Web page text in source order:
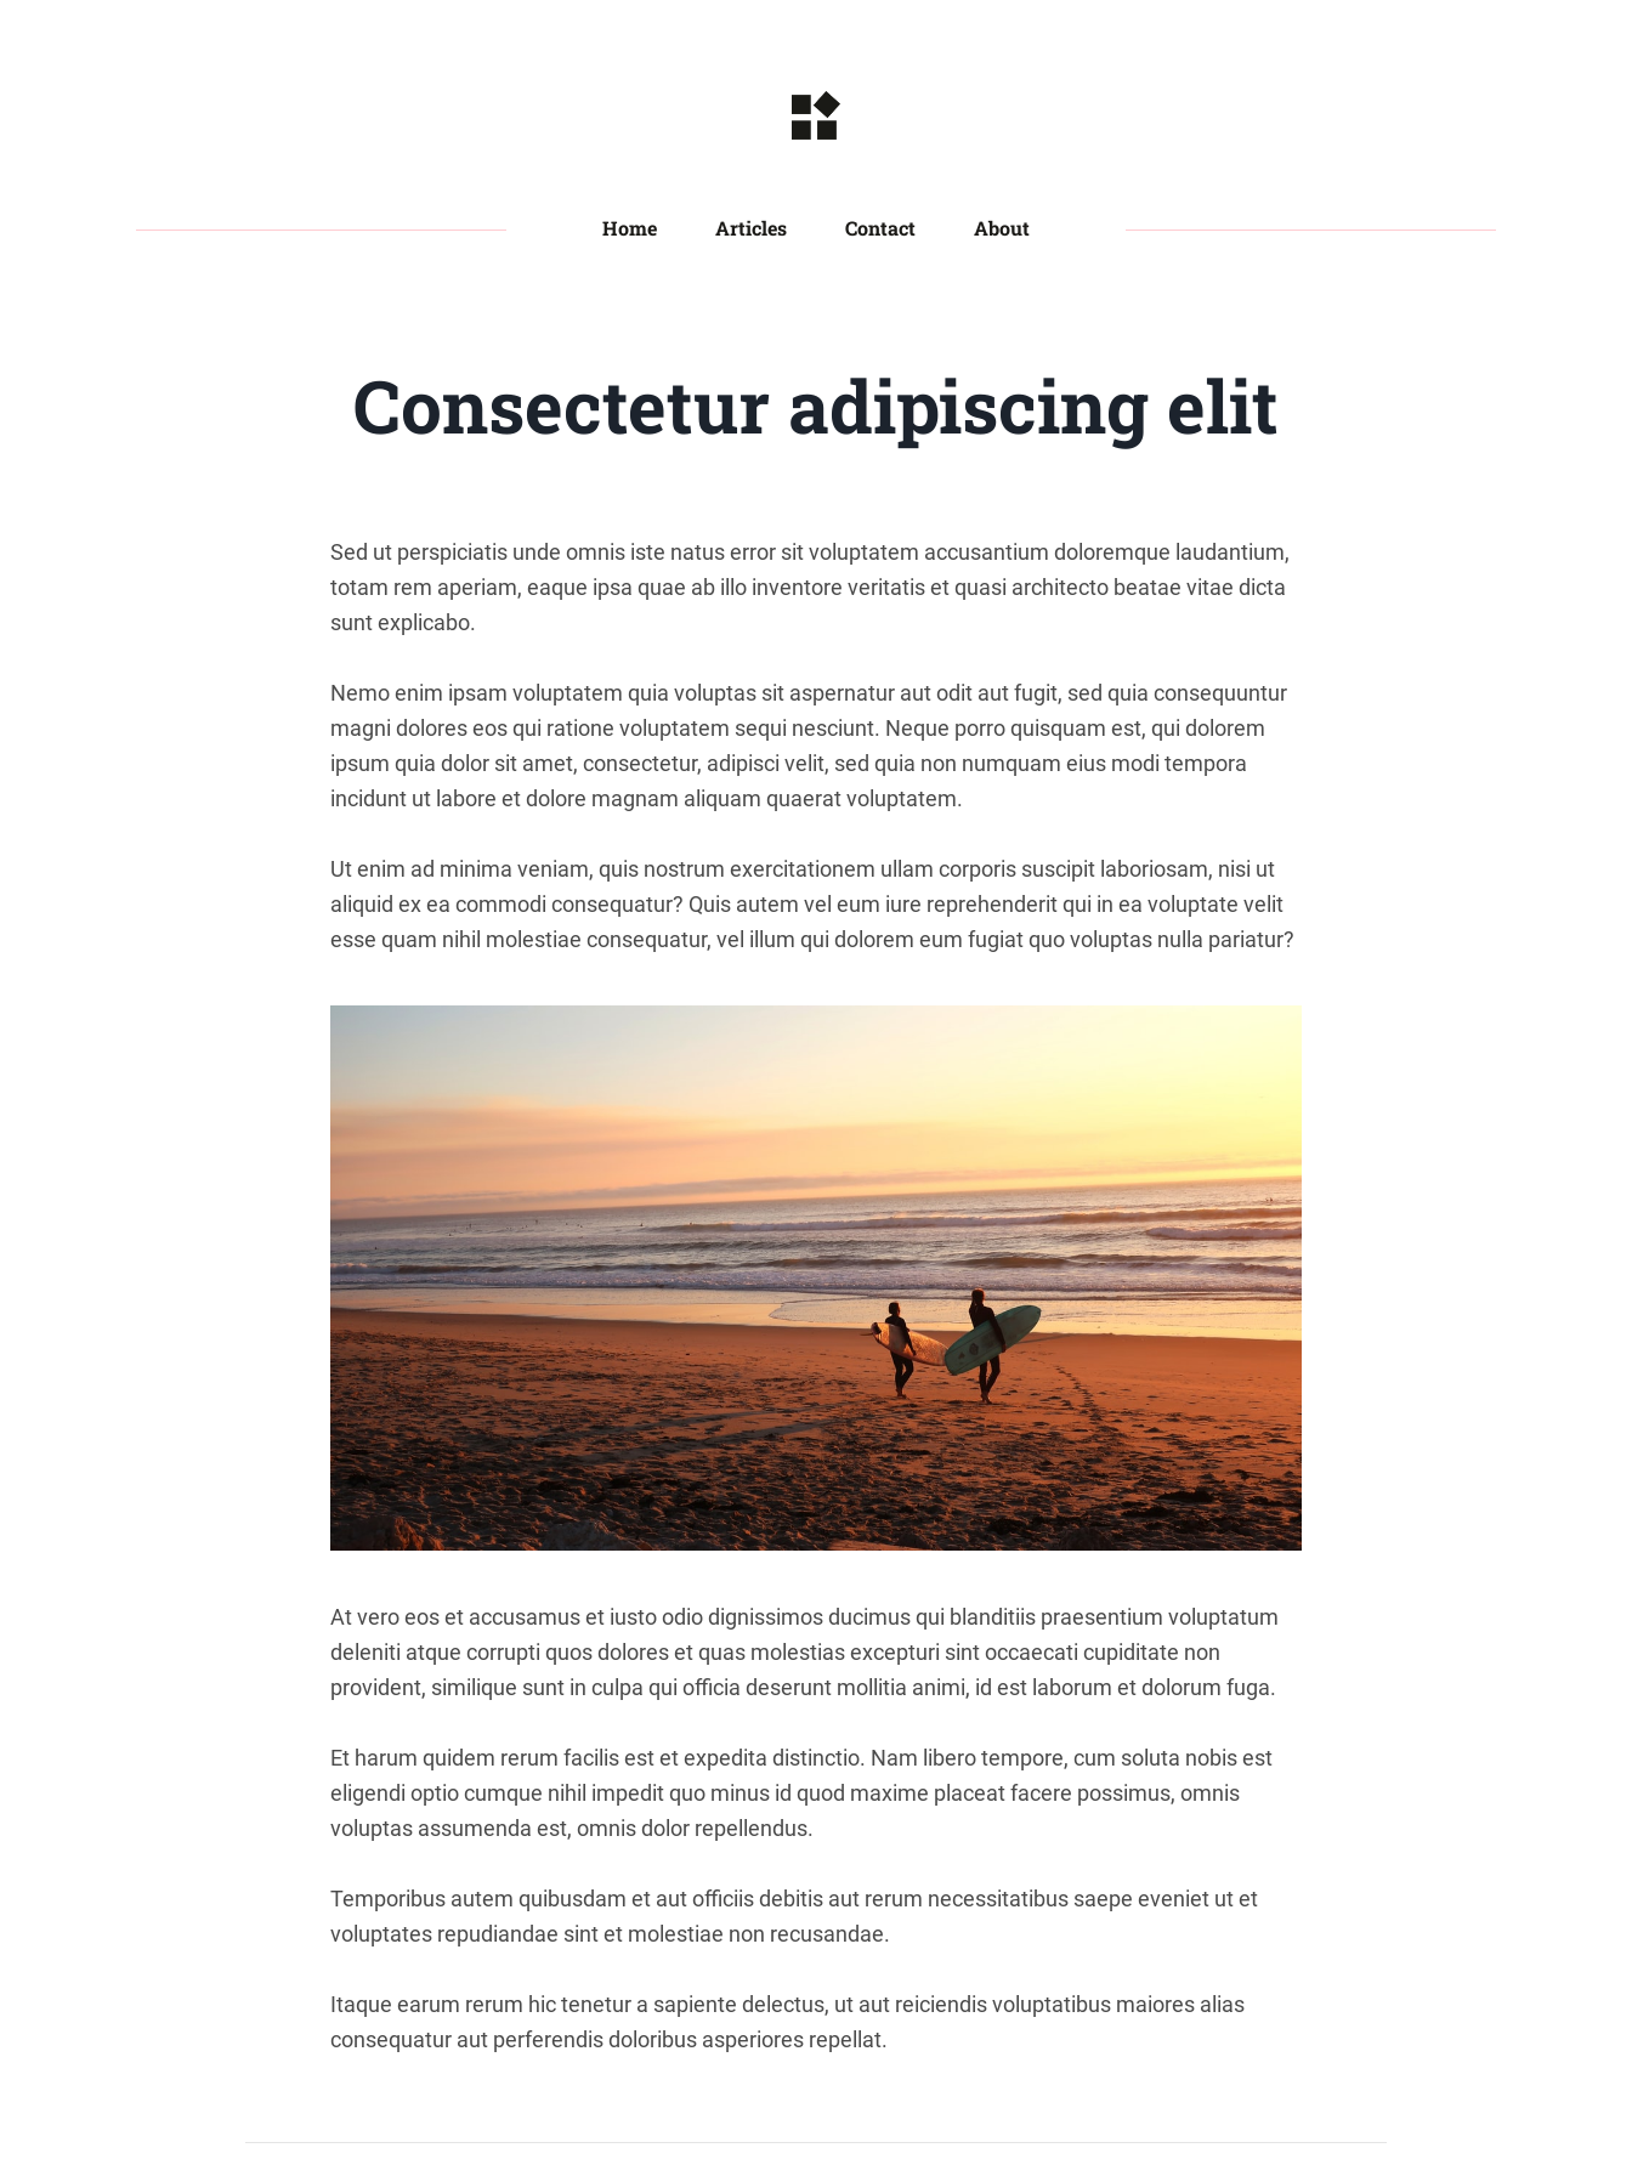
Home Articles Contact About
Consectetur adipiscing elit
Sed ut perspiciatis unde omnis iste natus error sit voluptatem accusantium doloremque laudantium,
totam rem aperiam, eaque ipsa quae ab illo inventore veritatis et quasi architecto beatae vitae dicta
sunt explicabo.
Nemo enim ipsam voluptatem quia voluptas sit aspernatur aut odit aut fugit, sed quia consequuntur
magni dolores eos qui ratione voluptatem sequi nesciunt. Neque porro quisquam est, qui dolorem
ipsum quia dolor sit amet, consectetur, adipisci velit, sed quia non numquam eius modi tempora
incidunt ut labore et dolore magnam aliquam quaerat voluptatem.
Ut enim ad minima veniam, quis nostrum exercitationem ullam corporis suscipit laboriosam, nisi ut
aliquid ex ea commodi consequatur? Quis autem vel eum iure reprehenderit qui in ea voluptate velit
esse quam nihil molestiae consequatur, vel illum qui dolorem eum fugiat quo voluptas nulla pariatur?
At vero eos et accusamus et iusto odio dignissimos ducimus qui blanditiis praesentium voluptatum
deleniti atque corrupti quos dolores et quas molestias excepturi sint occaecati cupiditate non
provident, similique sunt in culpa qui officia deserunt mollitia animi, id est laborum et dolorum fuga.
Et harum quidem rerum facilis est et expedita distinctio. Nam libero tempore, cum soluta nobis est
eligendi optio cumque nihil impedit quo minus id quod maxime placeat facere possimus, omnis
voluptas assumenda est, omnis dolor repellendus.
Temporibus autem quibusdam et aut officiis debitis aut rerum necessitatibus saepe eveniet ut et
voluptates repudiandae sint et molestiae non recusandae.
Itaque earum rerum hic tenetur a sapiente delectus, ut aut reiciendis voluptatibus maiores alias
consequatur aut perferendis doloribus asperiores repellat.